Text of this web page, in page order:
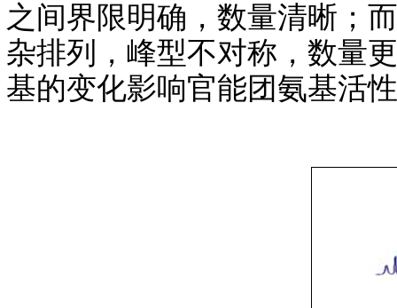
之间界限明确，数量清晰；
杂排列，峰型不对称，数量
基的变化影响官能团氨基活